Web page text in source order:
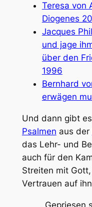
Teresa von
Diogenes
Jacques
und jage
über den
1996
Bernhard
erwägen
Und dann gibt
Psalmen aus der
das Lehr- und
auch für den
Streiten mit
Vertrauen auf
„Gepriesen